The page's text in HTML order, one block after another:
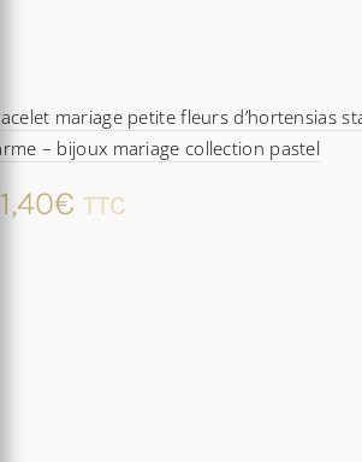
mariage petite fleurs d’hortensias
– bijoux mariage collection pastel
€ TTC